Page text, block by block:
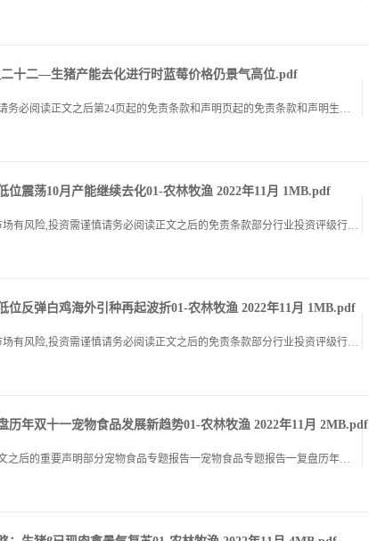
十二—生猪产能去化进行时蓝莓价格仍景气高位.pdf
证券研究报告证券研究报告请务必阅读正文之后第请务必阅读正文之后第24页起的免责条款和声明页起的免责条款和声明生猪产能去化进行时,生猪产能去化进行时,蓝莓价格仍景气高位蓝莓价格仍景气高位农林牧渔行业跟踪.
位震荡10月产能继续去化01-农林牧渔 2022年11月 1MB.pdf
证券研究报告,农林牧渔,行业周报2023年11月13日市场有风险,投资需谨慎请务必阅读正文之后的免责条款部分行业投资评级行业投资评级强于大市强于大市,维持维持行业基本情况行业基本情况收盘点位2818,.
位反弹白鸡海外引种再起波折01-农林牧渔 2022年11月 1MB.pdf
证券研究报告,农林牧渔,行业周报2023年11月05日市场有风险,投资需谨慎请务必阅读正文之后的免责条款部分行业投资评级行业投资评级强于大市强于大市,维持维持行业基本情况行业基本情况收盘点位2824,.
历年双十一宠物食品发展新趋势01-农林牧渔 2022年11月 2MB.pdf
请务必阅读正文之后的重要声明部分请务必阅读正文之后的重要声明部分宠物食品专题报告一宠物食品专题报告一复盘历年双十一宠物食品发展新趋势复盘历年双十一宠物食品发展新趋势农林牧渔证券研究报告证券研究报告专题.